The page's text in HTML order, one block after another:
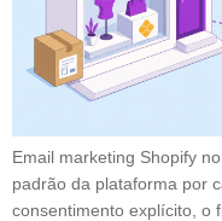
Email marketing Shopify
padrão da plataforma por
consentimento explícito, o